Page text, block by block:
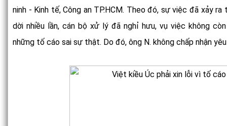
ninh - Kinh tế, Công an TP.HCM. Theo đó, sự việc đã xảy
dời nhiều lần, cán bộ xử lý đã nghỉ hưu, vụ việc không
những tố cáo sai sự thật. Do đó, ông N. không chấp nhận